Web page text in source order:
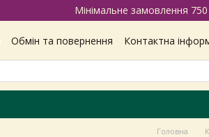
Мінімальне замовлення 750
Обмін та повернення
Контактна
Головна